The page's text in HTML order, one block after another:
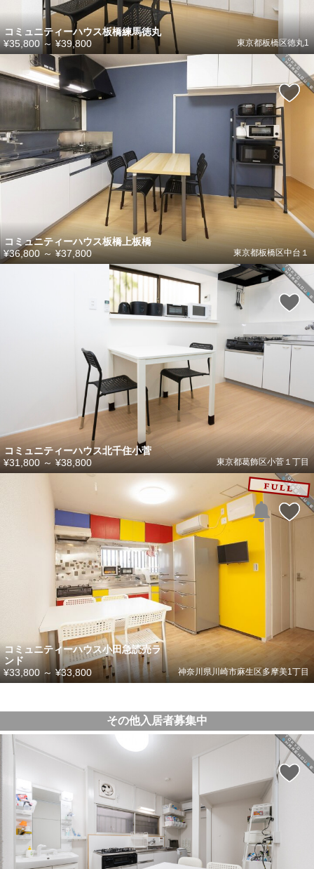
コミュニティーハウス板橋練馬徳丸
東京都板橋区徳丸1
¥35,800～ ¥39,800
コミュニティーハウス板橋上板橋
東京都板橋区中台１
¥36,800～¥37,800
コミュニティーハウス北千住小菅
東京都葛飾区小菅１丁目
¥31,800 ～¥38,800
コミュニティーハウス小田急読売ラ
ンド
神奈川県川崎市麻生区多摩美1丁目
¥33,800～ ¥33,800
その他入居者募集中